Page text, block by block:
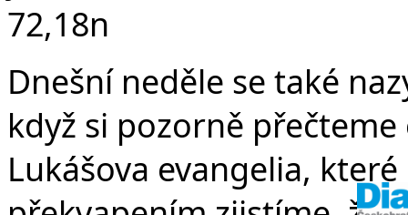
72,18n
Dnešní neděle se také
když si pozorně
Lukášova evangelia,